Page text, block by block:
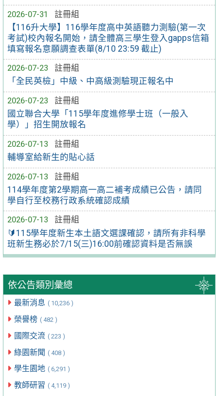
2026-07-31
註冊組
【116升大學】116學年度高中英語聽力測驗(第一次
考試)校內報名開始，請全體高三學生登入gapps信箱
填寫報名意願調查表單(8/10 23:59 截止)
2026-07-23
註冊組
「全民英檢」中級、中高級測驗現正報名中
2026-07-23
註冊組
國立聯合大學「115學年度進修學士班（一般入
學）」招生開放報名
2026-07-13
註冊組
輔導室給新生的貼心話
2026-07-13
註冊組
114學年度第2學期高一高二補考成績已公告，請同
學自行至校務行政系統確認成績
2026-07-13
註冊組
🔰115學年度新生本土語文選課確認，請所有非科學
班新生務必於7/15(三)16:00前確認資料是否無誤
依公告類別彙總
最新消息 ( 10,236 )
榮譽榜 ( 482 )
國際交流 ( 223 )
綠園新聞 ( 408 )
學生園地 ( 6,291 )
教師研習 ( 4,119 )